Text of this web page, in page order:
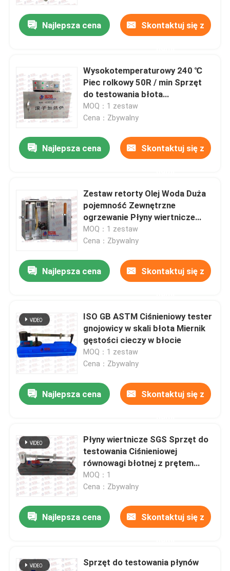
Produkty
O nas
Wycieczka po fabryce
Skontaktuj się z nami
Poprosić o wycenę
Uniwersalna maszyna testująca
Maszyna do testowania betonu
Maszyna do testowania cementu
Sprzęt do testowania kruszywa
Sprzęt do testowania płynów wiertniczych
Sprzęt do testowania farb
Sprzęt do badań środowiskowych
Sprzęt do badań laboratoryjnych
Najlepsza cena Skontaktuj się z
Wysokotemperaturowy 240 ℃
Piec rolkowy 50R / min Sprzęt
do testowania błota
wiertniczego
MOQ：1 zestaw
Cena：Zbywalny
Najlepsza cena Skontaktuj się z
Zestaw retorty Olej Woda Duża
pojemność Zewnętrzne
ogrzewanie Płyny wiertnicze
Sprzęt do testowania
MOQ：1 zestaw
Cena：Zbywalny
Najlepsza cena Skontaktuj się z
ISO GB ASTM Ciśnieniowy tester
gnojowicy w skali błota Miernik
gęstości cieczy w błocie
MOQ：1 zestaw
Cena：Zbywalny
Najlepsza cena Skontaktuj się z
Płyny wiertnicze SGS Sprzęt do
testowania Ciśnieniowej
równowagi błotnej z prętem
wsporczym
MOQ：1
Cena：Zbywalny
Najlepsza cena Skontaktuj się z
Sprzęt do testowania płynów